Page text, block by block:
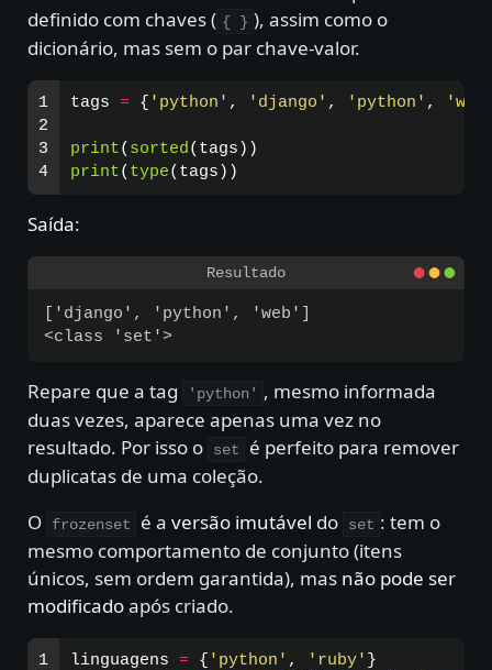
definido com chaves ( { } ), assim como o
dicionário, mas sem o par chave-valor.
1
2
3
tags = { ' python ' , ' django ' , ' python ' , 'web
print( sorted( tags ))
print( type( tags ))
Saída:
['django', 'python', 'web']
Repare que a tag 'python' , mesmo informada
duas vezes, aparece apenas uma vez no
resultado. Por isso o
set
é perfeito para remover
duplicatas de uma coleção.
O
frozenset é a versão imutável do set : tem o
mesmo comportamento de conjunto (itens
únicos, sem ordem garantida), mas não pode ser
modificadoapós criado.
1
linguagens = { ' python ' , ' ruby' }